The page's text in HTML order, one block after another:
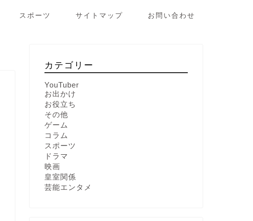
スポーツ サイトマップ お問い合わせ
カテゴリー
YouTuber
お出かけ
お役立ち
その他
ゲーム
コラム
スポーツ
ドラマ
映画
皇室関係
芸能エンタメ